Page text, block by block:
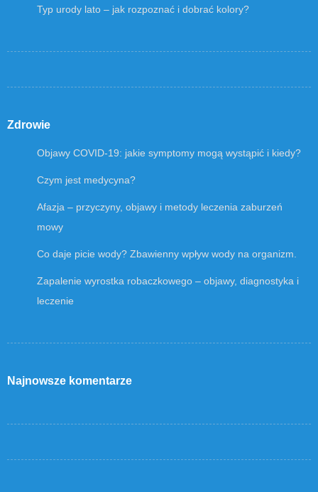
Typ urody lato – jak rozpoznać i dobrać kolory?
Zdrowie
Objawy COVID-19: jakie symptomy mogą wystąpić i kiedy?
Czym jest medycyna?
Afazja – przyczyny, objawy i metody leczenia zaburzeń
mowy
Co daje picie wody? Zbawienny wpływ wody na organizm.
Zapalenie wyrostka robaczkowego – objawy, diagnostyka i
leczenie
Najnowsze komentarze